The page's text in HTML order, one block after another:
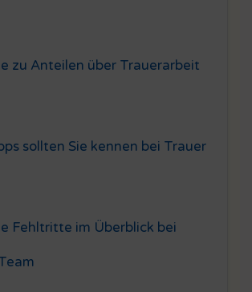
zu Anteilen über Trauerarbeit
sollten Sie kennen bei Trauer
Fehltritte im Überblick bei